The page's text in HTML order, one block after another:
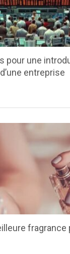
pour une
entreprise